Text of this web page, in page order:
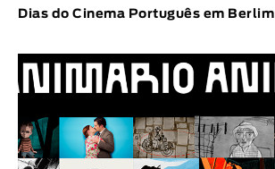
Dias do Cinema Português em Berlim